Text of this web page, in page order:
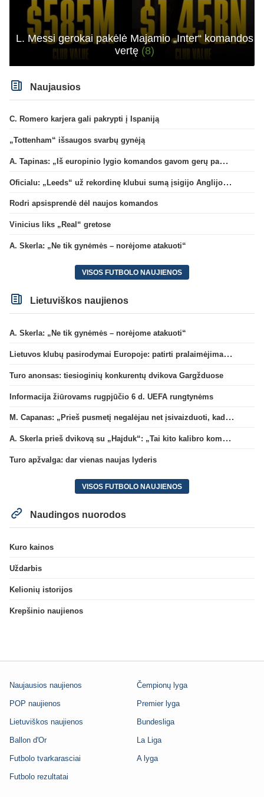
L. Messi gerokai pakėlė Majamio „Inter“ komandos
vertę (8)
Naujausios
C. Romero karjera gali pakrypti į Ispaniją
„Tottenham“ išsaugos svarbų gynėją
A. Tapinas: „Iš europinio lygio komandos gavom gerų pamokų“
Oficialu: „Leeds“ už rekordinę klubui sumą įsigijo Anglijos rinktinės vartininką
Rodri apsisprendė dėl naujos komandos
Vinicius liks „Real“ gretose
A. Skerla: „Ne tik gynėmės – norėjome atakuoti“
VISOS FUTBOLO NAUJIENOS
Lietuviškos naujienos
A. Skerla: „Ne tik gynėmės – norėjome atakuoti“
Lietuvos klubų pasirodymai Europoje: patirti pralaimėjimai Kroatijos atstovams
Turo anonsas: tiesioginių konkurentų dvikova Gargžduose
Informacija žiūrovams rugpjūčio 6 d. UEFA rungtynėms
M. Capanas: „Prieš pusmetį negalėjau net įsivaizduoti, kad žaisime prieš „Hajduk“
A. Skerla prieš dvikovą su „Hajduk“: „Tai kito kalibro komanda“
Turo apžvalga: dar vienas naujas lyderis
VISOS FUTBOLO NAUJIENOS
Naudingos nuorodos
Kuro kainos
Uždarbis
Kelionių istorijos
Krepšinio naujienos
Naujausios naujienos
POP naujienos
Lietuviškos naujienos
Ballon d'Or
Futbolo tvarkarasciai
Futbolo rezultatai
Čempionų lyga
Premier lyga
Bundesliga
La Liga
A lyga